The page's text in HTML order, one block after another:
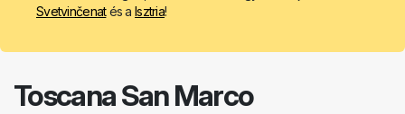
Svetvinčenatés aIsztria!
Toscana San Marco